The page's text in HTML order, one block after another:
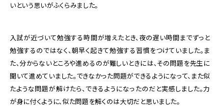
いという思いがふくらみました。
入試が近づいて勉強する時間が増えたとき、夜の遅い時間までずっと
勉強するのではなく、朝早く起きて勉強する習慣をつけていました。ま
た、分からないところや進めるのが難しいときには、その問題を先生に
聞いて進めていました。できなかった問題ができるようになって、また似
たような問題が解けたら、できるようになったのだと実感しました。力
が身に付くように、似た問題を解くのは大切だと思いました。